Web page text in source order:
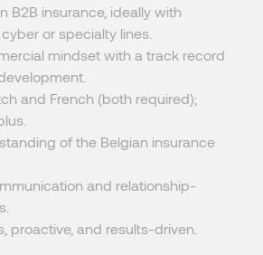
B2B insurance, ideally with
or specialty lines.
mindset with a track record
and French (both required);
of the Belgian insurance
and relationship-
proactive, and results-driven.